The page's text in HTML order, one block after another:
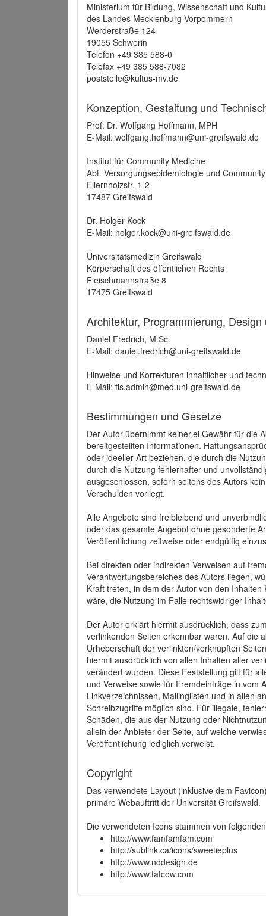
Ministerium für Bildung, Wissenschaft und
des Landes Mecklenburg-Vorpommern
Werderstraße 124
19055 Schwerin
Telefon +49 385 588-0
Telefax +49 385 588-7082
poststelle@kultus-mv.de
Konzeption, Gestaltung und
Prof. Dr. Wolfgang Hoffmann, MPH
E-Mail: wolfgang.hoffmann@uni-greifswald.de
Institut für Community Medicine
Abt. Versorgungsepidemiologie und
Ellernholzstr. 1-2
17487 Greifswald
Dr. Holger Kock
E-Mail: holger.kock@uni-greifswald.de
Universitätsmedizin Greifswald
Körperschaft des öffentlichen Rechts
Fleischmannstraße 8
17475 Greifswald
Architektur, Programmierung,
Daniel Fredrich, M.Sc.
E-Mail: daniel.fredrich@uni-greifswald.de
Hinweise und Korrekturen inhaltlicher und
E-Mail: fis.admin@med.uni-greifswald.de
Bestimmungen und Gesetze
Der Autor übernimmt keinerlei Gewähr für die
bereitgestellten Informationen.
oder ideeller Art beziehen, die durch die
durch die Nutzung fehlerhafter und
ausgeschlossen, sofern seitens des Autors
Verschulden vorliegt.
Alle Angebote sind freibleibend und
oder das gesamte Angebot ohne gesonderte
Veröffentlichung zeitweise oder endgültig
Bei direkten oder indirekten Verweisen auf
Verantwortungsbereiches des Autors liegen,
Kraft treten, in dem der Autor von den
wäre, die Nutzung im Falle rechtswidriger
Der Autor erklärt hiermit ausdrücklich, dass
verlinkenden Seiten erkennbar waren. Auf die
Urheberschaft der verlinkten/verknüpften
hiermit ausdrücklich von allen Inhalten aller
verändert wurden. Diese Feststellung gilt für
und Verweise sowie für Fremdeinträge in vom
Linkverzeichnissen, Mailinglisten und in allen
Schreibzugriffe möglich sind. Für illegale,
Schäden, die aus der Nutzung oder
allein der Anbieter der Seite, auf welche
Veröffentlichung lediglich verweist.
Copyright
Das verwendete Layout (inklusive dem
primäre Webauftritt der Universität Greifswald.
Die verwendeten Icons stammen von
http://www.famfamfam.com
http://sublink.ca/icons/sweetieplus
http://www.nddesign.de
http://www.fatcow.com